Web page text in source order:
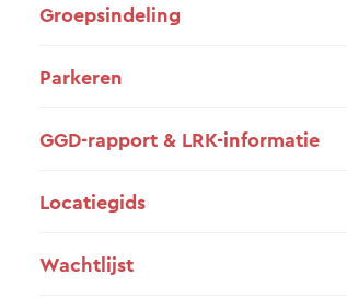
Groepsindeling
Parkeren
GGD-rapport & LRK-informatie
Locatiegids
Wachtlijst